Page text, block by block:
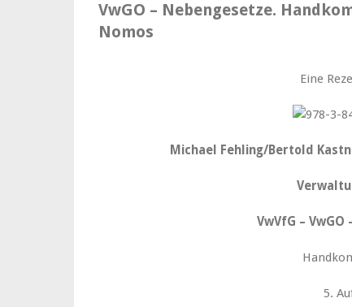
VwGO – Nebengesetze.
Nomos
Eine
Michael Fehling/Bertold
VwVfG –
5.